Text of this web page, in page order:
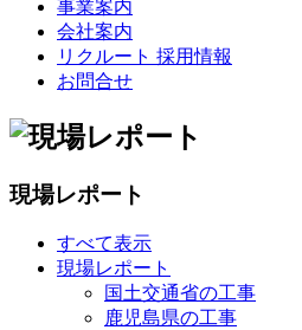
事業案内
会社案内
リクルート 採用情報
お問合せ
現場レポート
すべて表示
現場レポート
国土交通省の工事
鹿児島県の工事